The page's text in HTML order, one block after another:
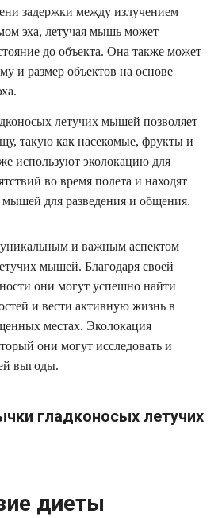
задержки между излучением
эха, летучая мышь может
до объекта. Она также может
и размер объектов на основе
летучих мышей позволяет
такую как насекомые, фрукты и
используют эколокацию для
во время полета и находят
мышей для разведения и общения.
уникальным и важным аспектом
мышей. Благодаря своей
они могут успешно найти
и вести активную жизнь в
местах. Эколокация
они могут исследовать и
выгоды.
гладконосых летучих
диеты